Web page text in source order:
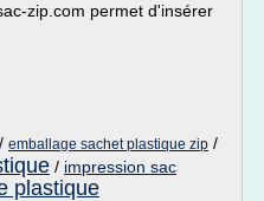
zip.com permet d'insérer
/ emballage sachet plastique zip /
/ impression sac
plastique